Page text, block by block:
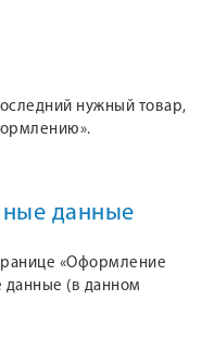
нужный товар,
данные
«Оформление
данные (в данном